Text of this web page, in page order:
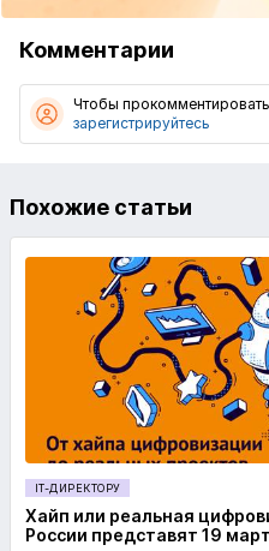
Комментарии
Чтобы
зарегистрируйтесь
Похожие статьи
IT-ДИРЕКТОРУ
Хайп или реальная
России представят 19